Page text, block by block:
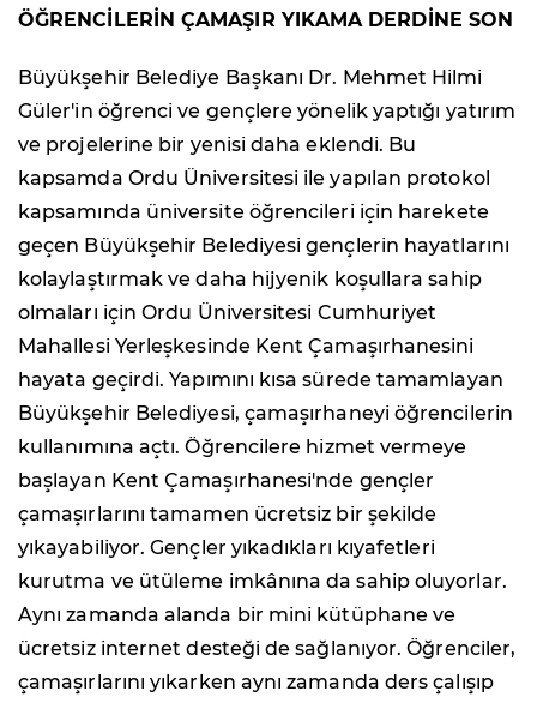
ÖĞRENCİLERİN ÇAMAŞIR YIKAMA DERDİNE SON
Büyükşehir Belediye Başkanı Dr. Mehmet Hilmi
Güler'in öğrenci ve gençlere yönelik yaptığı yatırım
ve projelerine bir yenisi daha eklendi. Bu
kapsamda Ordu Üniversitesi ile yapılan protokol
kapsamında üniversite öğrencileri için harekete
geçen Büyükşehir Belediyesi gençlerin hayatlarını
kolaylaştırmak ve daha hijyenik koşullara sahip
olmaları için Ordu Üniversitesi Cumhuriyet
Mahallesi Yerleşkesinde Kent Çamaşırhanesini
hayata geçirdi. Yapımını kısa sürede tamamlayan
Büyükşehir Belediyesi, çamaşırhaneyi öğrencilerin
kullanımına açtı. Öğrencilere hizmet vermeye
başlayan Kent Çamaşırhanesi'nde gençler
çamaşırlarını tamamen ücretsiz bir şekilde
yıkayabiliyor. Gençler yıkadıkları kıyafetleri
kurutma ve ütüleme imkânına da sahip oluyorlar.
Aynı zamanda alanda bir mini kütüphane ve
ücretsiz internet desteği de sağlanıyor. Öğrenciler,
çamaşırlarını yıkarken aynı zamanda ders çalışıp